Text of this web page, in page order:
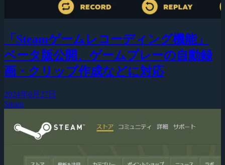
「Steamゲームレコーディング機能」
ベータ版公開、ゲームプレーの自動録
画・クリップ作成などに対応
2024年6月27日
Steam